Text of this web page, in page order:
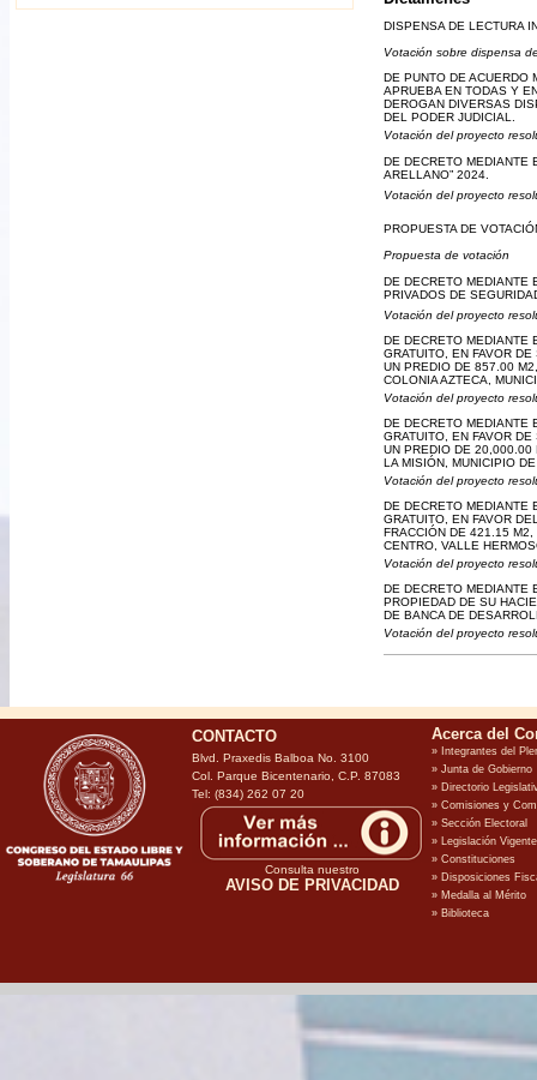
DISPENSA DE LECTURA
Votación sobre dispensa
DE PUNTO DE ACUERDO
APRUEBA EN TODAS Y
DEROGAN DIVERSAS
DEL PODER JUDICIAL.
Votación del proyecto
DE DECRETO MEDIANTE
ARELLANO” 2024.
Votación del proyecto
PROPUESTA DE
Propuesta de votación
DE DECRETO MEDIANTE
PRIVADOS DE
Votación del proyecto
DE DECRETO MEDIANTE
GRATUITO, EN FAVOR
UN PREDIO DE 857.00
COLONIA AZTECA,
Votación del proyecto
DE DECRETO MEDIANTE
GRATUITO, EN FAVOR
UN PREDIO DE 20,000.00
LA MISIÓN, MUNICIPIO
Votación del proyecto
DE DECRETO MEDIANTE
GRATUITO, EN FAVOR
FRACCIÓN DE 421.15 M2,
CENTRO, VALLE
Votación del proyecto
DE DECRETO MEDIANTE
PROPIEDAD DE SU
DE BANCA DE
Votación del proyecto
CONTACTO
Blvd. Praxedis Balboa No. 3100
Col. Parque Bicentenario, C.P. 87083
Tel: (834) 262 07 20
Consulta nuestro
AVISO DE PRIVACIDAD